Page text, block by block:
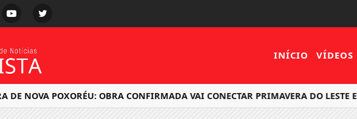
INÍCIO VÍDEOS
NOVA POXORÉU: OBRA CONFIRMADA VAI CONECTAR PRIMAVERA DO LESTE E...